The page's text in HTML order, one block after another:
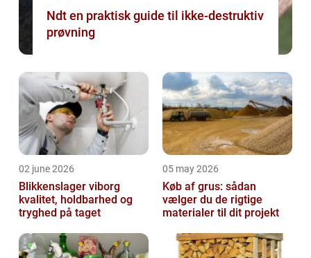
Ndt en praktisk guide til ikke-destruktiv
prøvning
02 june 2026
Blikkenslager viborg
kvalitet, holdbarhed og
tryghed på taget
05 may 2026
Køb af grus: sådan
vælger du de rigtige
materialer til dit projekt